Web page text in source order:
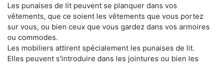
Les punaises de lit peuvent se planquer dans vos
vêtements, que ce soient les vêtements que vous portez
sur vous, ou bien ceux que vous gardez dans vos armoires
ou commodes.
Les mobiliers attirent spécialement les punaises de lit.
Elles peuvent s'introduire dans les jointures ou bien les